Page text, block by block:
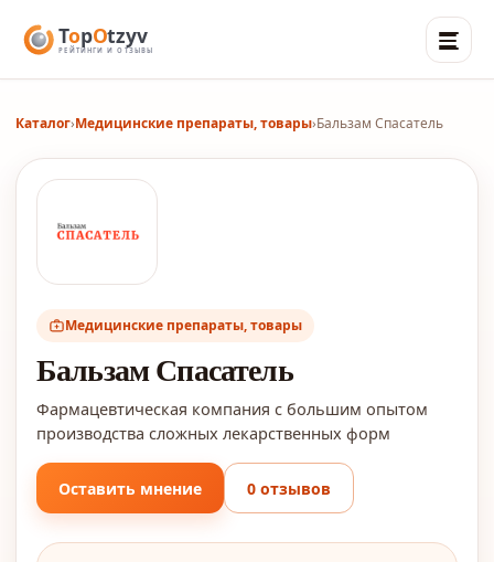
Каталог›Медицинские препараты, товары›Бальзам Спасатель
Медицинские препараты, товары
Бальзам Спасатель
Фармацевтическая компания с большим опытом
производства сложных лекарственных форм
Оставить мнение 0 отзывов